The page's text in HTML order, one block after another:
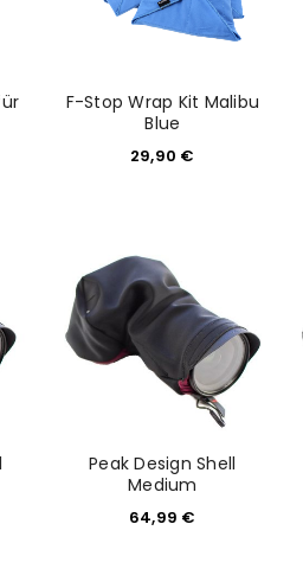
F-Stop Wrap Kit Malibu
Blue
29,90 €
Peak Design Shell
Medium
64,99 €